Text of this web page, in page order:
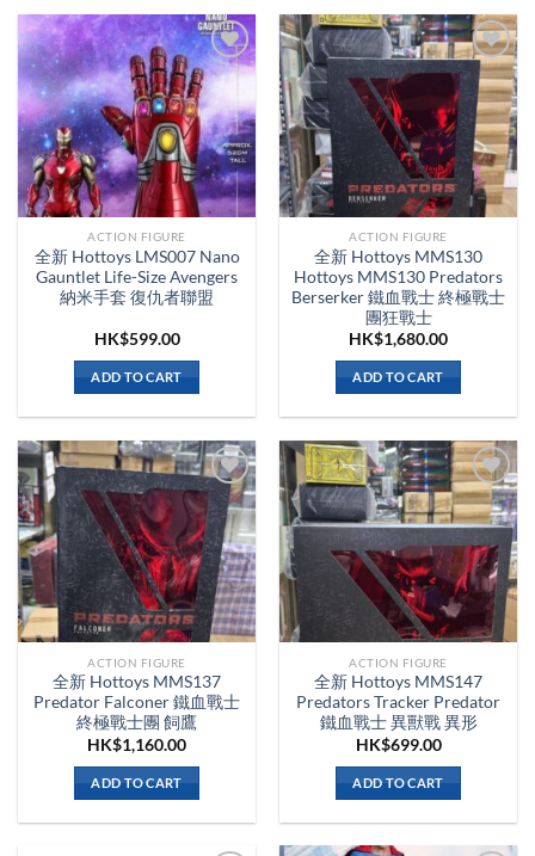
ACTION FIGURE
全新 Hottoys LMS007 Nano
Gauntlet Life-Size Avengers
納米手套 復仇者聯盟
HK$599.00
ADD TO CART
ACTION FIGURE
全新 Hottoys MMS130
Hottoys MMS130 Predators
Berserker 鐵血戰士 終極戰士
團狂戰士
HK$1,680.00
ADD TO CART
ACTION FIGURE
全新 Hottoys MMS137
Predator Falconer 鐵血戰士
終極戰士團 飼鷹
HK$1,160.00
ADD TO CART
ACTION FIGURE
全新 Hottoys MMS147
Predators Tracker Predator
鐵血戰士 異獸戰 異形
HK$699.00
ADD TO CART